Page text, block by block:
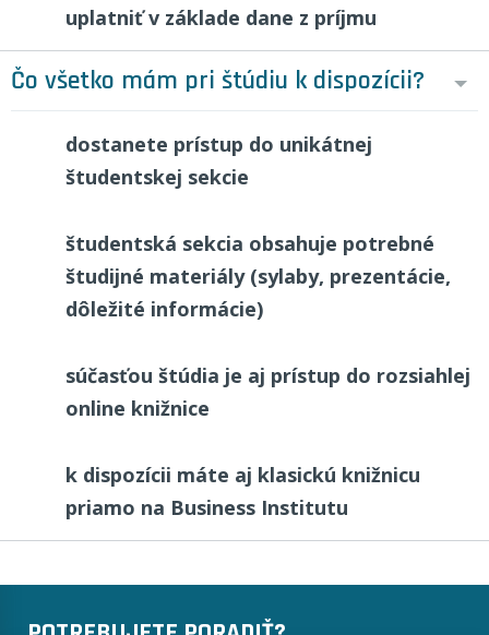
uplatniť v základe dane z príjmu
Čo všetko mám pri štúdiu k dispozícii?
dostanete prístup do unikátnej
študentskej sekcie
študentská sekcia obsahuje potrebné
študijné materiály (sylaby, prezentácie,
dôležité informácie)
súčasťou štúdia je aj prístup do rozsiahlej
online knižnice
k dispozícii máte aj klasickú knižnicu
priamo na Business Institutu